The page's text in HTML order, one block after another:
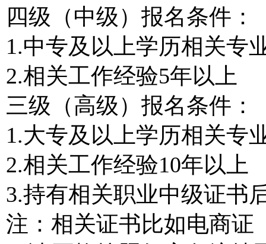
四级（中级）报名条件：
1.中专及以上学历相关专
2.相关工作经验5年以上
三级（高级）报名条件：
1.大专及以上学历相关专
2.相关工作经验10年以上
3.持有相关职业中级证书
注：相关证书比如电商证